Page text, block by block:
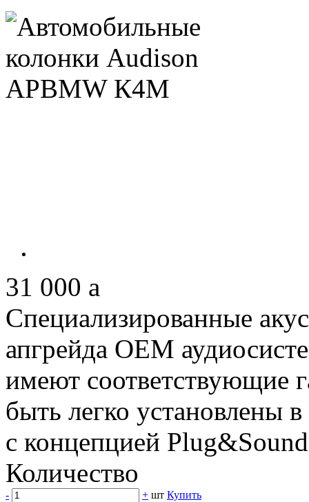
31 000 a
Специализированные
апгрейда ОЕМ
имеют соответствующие
быть легко установлены
с концепцией
Количество
- + шт Купить